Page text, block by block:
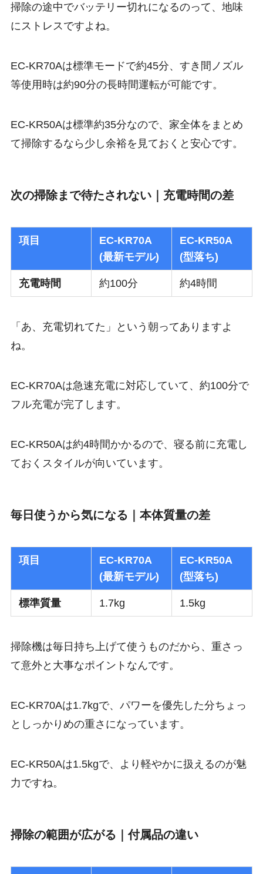
掃除の途中でバッテリー切れになるのって、地味
にストレスですよね。
EC-KR70Aは標準モードで約45分、すき間ノズル
等使用時は約90分の長時間運転が可能です。
EC-KR50Aは標準約35分なので、家全体をまとめ
て掃除するなら少し余裕を見ておくと安心です。
次の掃除まで待たされない｜充電時間の差
項目
EC-KR70A
(最新モデル)
EC-KR50A
(型落ち)
充電時間 約100分 約4時間
「あ、充電切れてた」という朝ってありますよ
ね。
EC-KR70Aは急速充電に対応していて、約100分で
フル充電が完了します。
EC-KR50Aは約4時間かかるので、寝る前に充電し
ておくスタイルが向いています。
毎日使うから気になる｜本体質量の差
項目
EC-KR70A
(最新モデル)
EC-KR50A
(型落ち)
標準質量 1.7kg 1.5kg
掃除機は毎日持ち上げて使うものだから、重さっ
て意外と大事なポイントなんです。
EC-KR70Aは1.7kgで、パワーを優先した分ちょっ
としっかりめの重さになっています。
EC-KR50Aは1.5kgで、より軽やかに扱えるのが魅
力ですね。
掃除の範囲が広がる｜付属品の違い